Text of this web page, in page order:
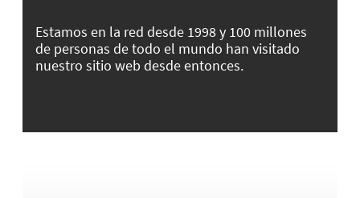
Estamos en la red desde 1998 y 100 millones
de personas de todo el mundo han visitado
nuestro sitio web desde entonces.